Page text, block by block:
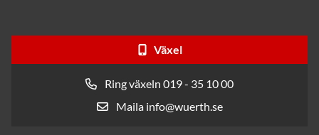
Växel
Ring växeln 019 - 35 10 00
Maila info@wuerth.se